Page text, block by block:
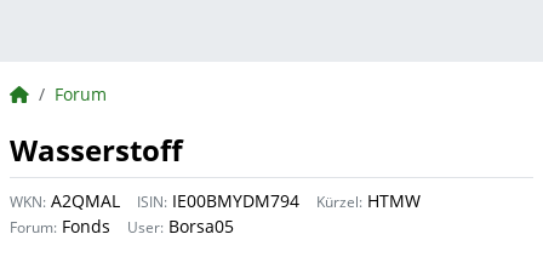
BörsenNEWS.de
Forum
Wasserstoff
WKN: A2QMAL ISIN: IE00BMYDM794 Kürzel: HTMW
Forum: Fonds User: Borsa05